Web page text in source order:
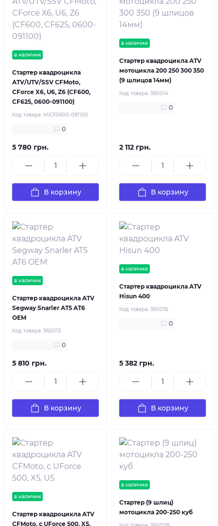
в наличии
Стартер квадроцикла
ATV/UTV/SSV CFMoto,
CForce X6, U6, Z6 (CF600,
CF625, 0600-091100)
Код товара: MICF0600-091100
0
5 780 грн.
В корзину
в наличии
Стартер квадроцикла ATV
мотоцикла 200 250 300 350
(9 шлицов 14мм)
Код товара: 360014
0
2 112 грн.
В корзину
в наличии
Стартер квадроцикла ATV
Segway Snarler AT5 AT6
OEM
Код товара: 360013
0
5 810 грн.
В корзину
в наличии
Стартер квадроцикла ATV
Hisun 400
Код товара: 360016
0
5 382 грн.
В корзину
в наличии
Стартер квадроцикла ATV
CFMoto, с UForce 500, X5,
в наличии
Стартер (9 шлиц)
мотоцикла 200-250 куб